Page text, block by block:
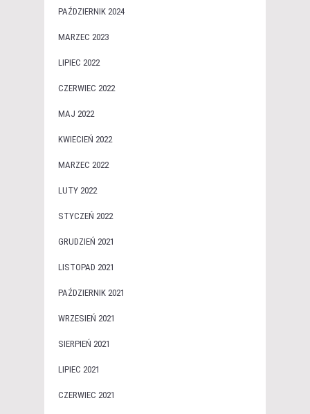
PAŹDZIERNIK 2024
MARZEC 2023
LIPIEC 2022
CZERWIEC 2022
MAJ 2022
KWIECIEŃ 2022
MARZEC 2022
LUTY 2022
STYCZEŃ 2022
GRUDZIEŃ 2021
LISTOPAD 2021
PAŹDZIERNIK 2021
WRZESIEŃ 2021
SIERPIEŃ 2021
LIPIEC 2021
CZERWIEC 2021